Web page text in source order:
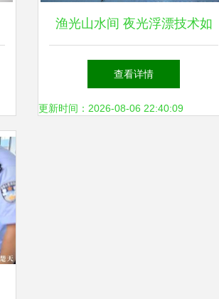
渔光山水间 夜光浮漂技术如
何革新传统钓鱼体验
查看详情
更新时间：2026-08-06 22:40:09